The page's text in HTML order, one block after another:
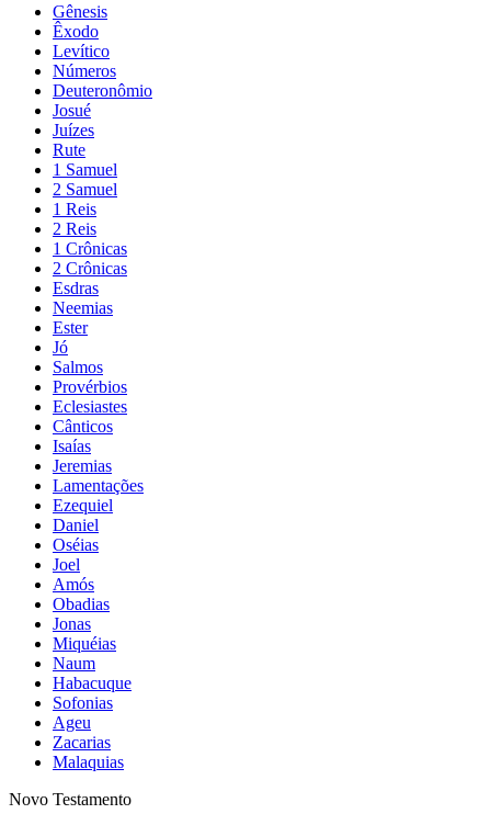
Gênesis
Êxodo
Levítico
Números
Deuteronômio
Josué
Juízes
Rute
1 Samuel
2 Samuel
1 Reis
2 Reis
1 Crônicas
2 Crônicas
Esdras
Neemias
Ester
Jó
Salmos
Provérbios
Eclesiastes
Cânticos
Isaías
Jeremias
Lamentações
Ezequiel
Daniel
Oséias
Joel
Amós
Obadias
Jonas
Miquéias
Naum
Habacuque
Sofonias
Ageu
Zacarias
Malaquias
Novo Testamento